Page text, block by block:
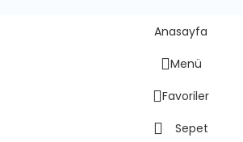
Anasayfa
Menü
Favoriler
Sepet